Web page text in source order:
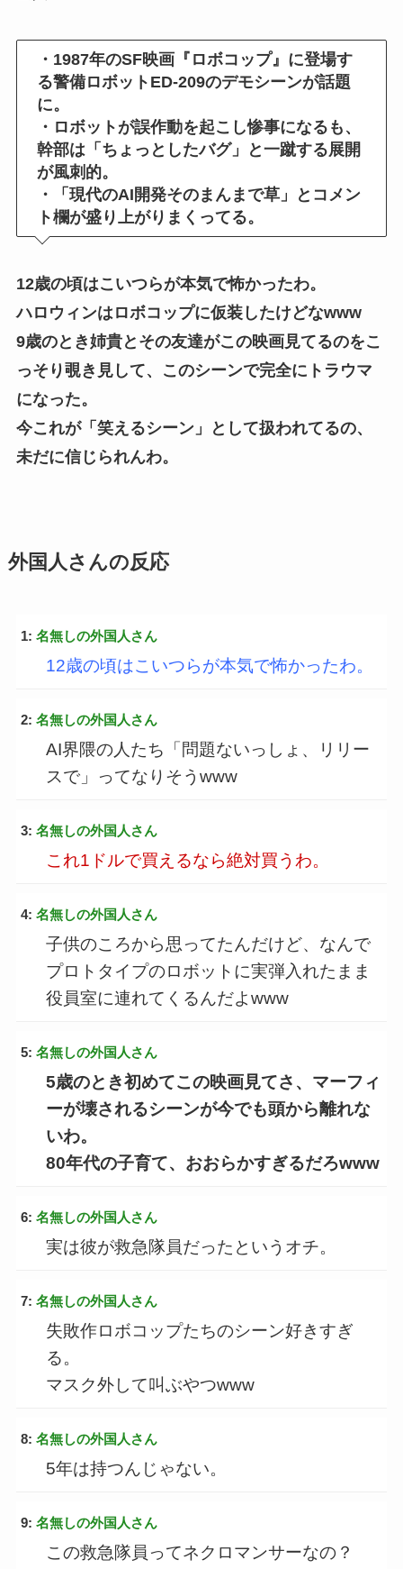
・1987年のSF映画『ロボコップ』に登場す
る警備ロボットED-209のデモシーンが話題
に。
・ロボットが誤作動を起こし惨事になるも、
幹部は「ちょっとしたバグ」と一蹴する展開
が風刺的。
・「現代のAI開発そのまんまで草」とコメン
ト欄が盛り上がりまくってる。
12歳の頃はこいつらが本気で怖かったわ。
ハロウィンはロボコップに仮装したけどなwww
9歳のとき姉貴とその友達がこの映画見てるのをこ
っそり覗き見して、このシーンで完全にトラウマ
になった。
今これが「笑えるシーン」として扱われてるの、
未だに信じられんわ。
外国人さんの反応
1: 名無しの外国人さん
12歳の頃はこいつらが本気で怖かったわ。
2: 名無しの外国人さん
AI界隈の人たち「問題ないっしょ、リリー
スで」ってなりそうwww
3: 名無しの外国人さん
これ1ドルで買えるなら絶対買うわ。
4: 名無しの外国人さん
子供のころから思ってたんだけど、なんで
プロトタイプのロボットに実弾入れたまま
役員室に連れてくるんだよwww
5: 名無しの外国人さん
5歳のとき初めてこの映画見てさ、マーフィ
ーが壊されるシーンが今でも頭から離れな
いわ。
80年代の子育て、おおらかすぎるだろwww
6: 名無しの外国人さん
実は彼が救急隊員だったというオチ。
7: 名無しの外国人さん
失敗作ロボコップたちのシーン好きすぎ
る。
マスク外して叫ぶやつwww
8: 名無しの外国人さん
5年は持つんじゃない。
9: 名無しの外国人さん
この救急隊員ってネクロマンサーなの？